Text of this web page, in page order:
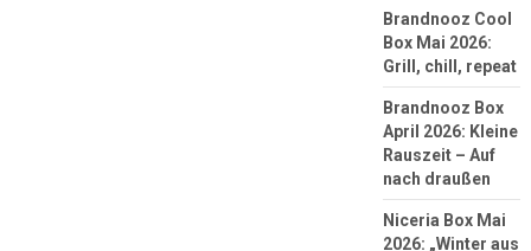
Brandnooz Cool
Box Mai 2026:
Grill, chill, repeat
Brandnooz Box
April 2026: Kleine
Rauszeit – Auf
nach draußen
Niceria Box Mai
2026: „Winter aus